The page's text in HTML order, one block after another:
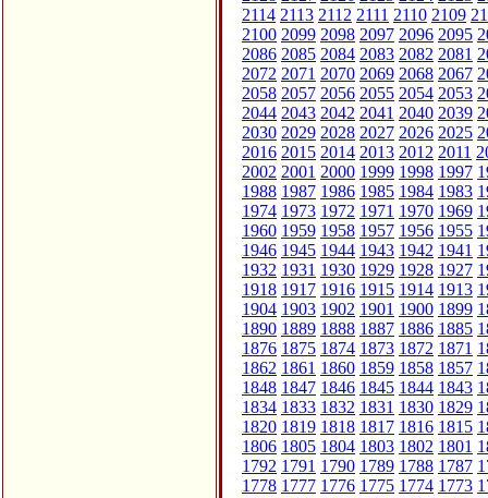
2114 2113 2112 2111 2110 2109
2100 2099 2098 2097 2096 2095
2086 2085 2084 2083 2082 2081
2072 2071 2070 2069 2068 2067
2058 2057 2056 2055 2054 2053
2044 2043 2042 2041 2040 2039
2030 2029 2028 2027 2026 2025
2016 2015 2014 2013 2012 2011
2002 2001 2000 1999 1998 1997
1988 1987 1986 1985 1984 1983
1974 1973 1972 1971 1970 1969
1960 1959 1958 1957 1956 1955
1946 1945 1944 1943 1942 1941
1932 1931 1930 1929 1928 1927
1918 1917 1916 1915 1914 1913
1904 1903 1902 1901 1900 1899
1890 1889 1888 1887 1886 1885
1876 1875 1874 1873 1872 1871
1862 1861 1860 1859 1858 1857
1848 1847 1846 1845 1844 1843
1834 1833 1832 1831 1830 1829
1820 1819 1818 1817 1816 1815
1806 1805 1804 1803 1802 1801
1792 1791 1790 1789 1788 1787
1778 1777 1776 1775 1774 1773